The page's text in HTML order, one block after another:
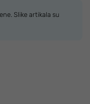
Slike artikala su